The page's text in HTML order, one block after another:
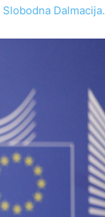
Slobodna Dalmacija.